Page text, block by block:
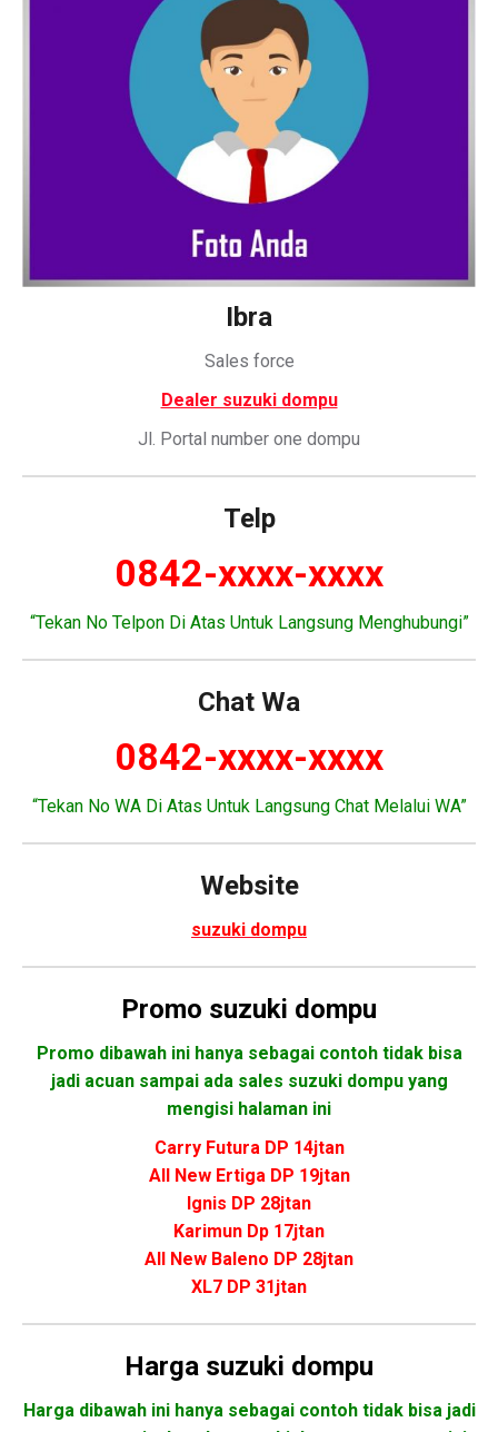
Ibra
Sales force
Dealer suzuki dompu
Jl. Portal number one dompu
Telp
0842-xxxx-xxxx
“Tekan No Telpon Di Atas Untuk Langsung Menghubungi”
Chat Wa
0842-xxxx-xxxx
“Tekan No WA Di Atas Untuk Langsung Chat Melalui WA”
Website
suzuki dompu
Promo suzuki dompu
Promo dibawah ini hanya sebagai contoh tidak bisa
jadi acuan sampai ada sales suzuki dompu yang
mengisi halaman ini
Carry Futura DP 14jtan
All New Ertiga DP 19jtan
Ignis DP 28jtan
Karimun Dp 17jtan
All New Baleno DP 28jtan
XL7 DP 31jtan
Harga suzuki dompu
Harga dibawah ini hanya sebagai contoh tidak bisa jadi